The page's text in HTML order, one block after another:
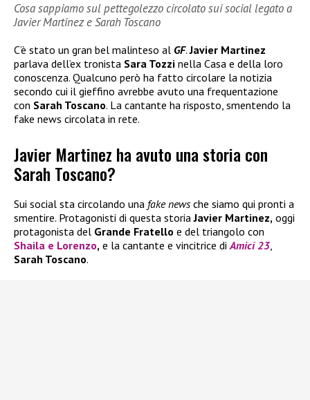
Cosa sappiamo sul pettegolezzo circolato sui social legato a
Javier Martinez e Sarah Toscano
C’è stato un gran bel malinteso al GF.Javier Martinez
parlava dell’ex tronista Sara Tozzi nella Casa e della loro
conoscenza. Qualcuno però ha fatto circolare la notizia
secondo cui il gieffino avrebbe avuto una frequentazione
con Sarah Toscano. La cantante ha risposto, smentendo la
fake news circolata in rete.
Javier Martinez ha avuto una storia con
Sarah Toscano?
Sui social sta circolando una fake newsche siamo qui pronti a
smentire. Protagonisti di questa storiaJavier Martinez, oggi
protagonista del Grande Fratello e del triangolo con
Shaila e Lorenzo, e la cantante e vincitrice di Amici 23
Sarah Toscano.